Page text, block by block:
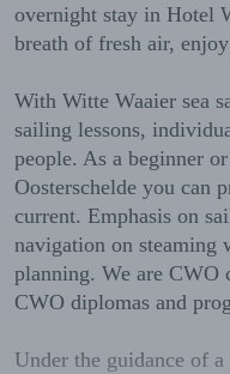
overnight stay in Hotel
breath of fresh air,
With Witte Waaier sea
sailing lessons,
people. As a beginner
Oosterschelde you can
current. Emphasis on
navigation on steaming
planning. We are CWO
CWO diplomas and
Under the guidance of